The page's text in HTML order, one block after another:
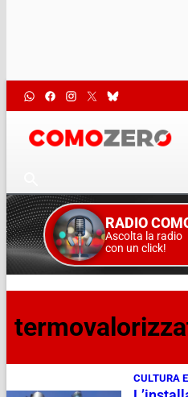
RADIO
Ascolta la radio
con un click!
CULTURA